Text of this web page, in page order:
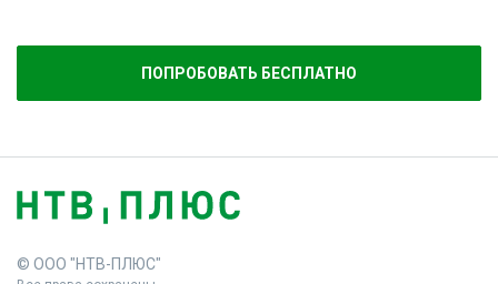
ПОПРОБОВАТЬ БЕСПЛАТНО
© ООО "НТВ-ПЛЮС"